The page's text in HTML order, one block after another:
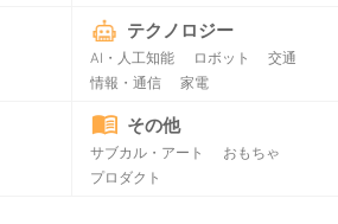
テクノロジー
AI・人工知能 ロボット
交通
情報・通信
家電
その他
サブカル・アート
おもちゃ
プロダクト